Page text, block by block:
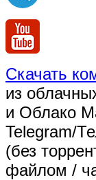
Скачать
из
и Облако
Telegram/
(без
файлом /